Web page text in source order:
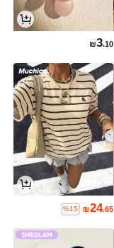
₪3.10
₪24.65
%15